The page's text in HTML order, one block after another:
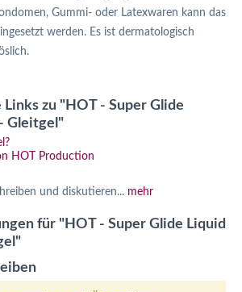
Gummi- oder Latexwaren kann das
werden. Es ist dermatologisch
zu "HOT - Super Glide
Gleitgel"
HOT Production
und diskutieren... mehr
für "HOT - Super Glide Liquid